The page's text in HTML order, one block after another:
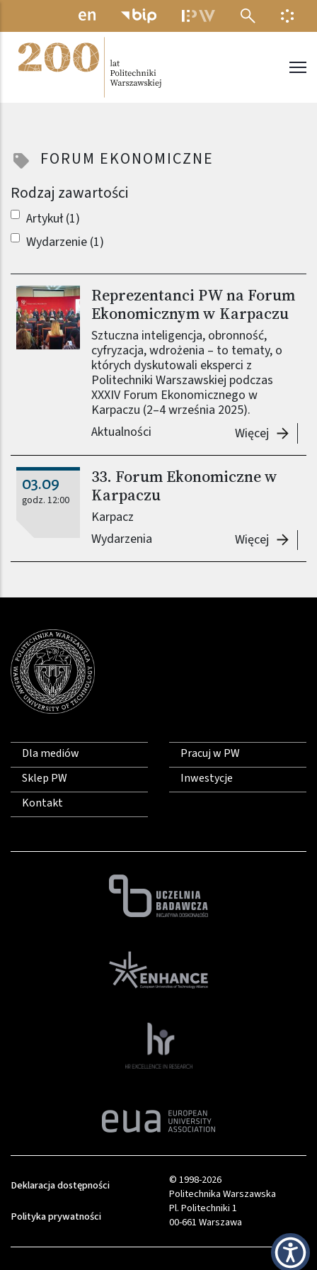
Przejdź do treści
MENU
FORUM EKONOMICZNE
Rodzaj zawartości
Artykuł (1)
Wydarzenie (1)
Obraz (old)
Reprezentanci PW na Forum
Ekonomicznym w Karpaczu
Sztuczna inteligencja, obronność,
cyfryzacja, wdrożenia – to tematy, o
których dyskutowali eksperci z
Politechniki Warszawskiej podczas
XXXIV Forum Ekonomicznego w
Karpaczu (2–4 września 2025).
Aktualności
Więcej
03.09
godz. 12:00
33. Forum Ekonomiczne w
Karpaczu
Karpacz
Wydarzenia
Więcej 33.
Dla mediów
Sklep PW
Kontakt
Pracuj w PW
Inwestycje
© 1998-2026
Politechnika Warszawska
Pl. Politechniki 1
00-661 Warszawa
Deklaracja dostępności
Polityka prywatności